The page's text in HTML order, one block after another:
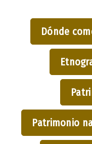
Dónde
Patrimonio